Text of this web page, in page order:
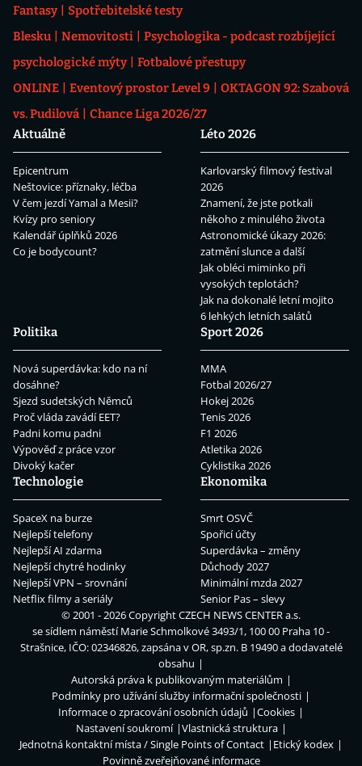
Fantasy
Spotřebitelské testy
Blesku
Nemovitosti
Psychologika - podcast rozbíjející
psychologické mýty
Fotbalové přestupy
ONLINE
Eventový prostor Level 9
OKTAGON 92: Szabová
vs. Pudilová
Chance Liga 2026/27
Aktuálně
Epicentrum
Neštovice: příznaky, léčba
V čem jezdí Yamal a Mesii?
Kvízy pro seniory
Kalendář úplňků 2026
Co je bodycount?
Léto 2026
Karlovarský filmový festival
2026
Znamení, že jste potkali
někoho z minulého života
Astronomické úkazy 2026:
zatmění slunce a další
Jak obléci miminko při
vysokých teplotách?
Jak na dokonalé letní mojito
6 lehkých letních salátů
Politika
Nová superdávka: kdo na ní
dosáhne?
Sjezd sudetských Němců
Proč vláda zavádí EET?
Padni komu padni
Výpověď z práce vzor
Divoký kačer
Sport 2026
MMA
Fotbal 2026/27
Hokej 2026
Tenis 2026
F1 2026
Atletika 2026
Cyklistika 2026
Technologie
SpaceX na burze
Nejlepší telefony
Nejlepší AI zdarma
Nejlepší chytré hodinky
Nejlepší VPN – srovnání
Netflix filmy a seriály
Ekonomika
Smrt OSVČ
Spořicí účty
Superdávka – změny
Důchody 2027
Minimální mzda 2027
Senior Pas – slevy
© 2001 - 2026 CopyrightCZECH NEWS CENTER a.s.
se sídlem náměstí Marie Schmolkové 3493/1, 100 00 Praha 10 -
Strašnice, IČO: 02346826, zapsána v OR, sp.zn. B 19490 a dodavatelé
obsahu
Autorská práva k publikovaným materiálům
Podmínky pro užívání služby informační společnosti
Informace o zpracování osobních údajů
Cookies
Nastavení soukromí
Vlastnická struktura
Jednotná kontaktní místa / Single Points of Contact
Etický kodex
Povinně zveřejňované informace